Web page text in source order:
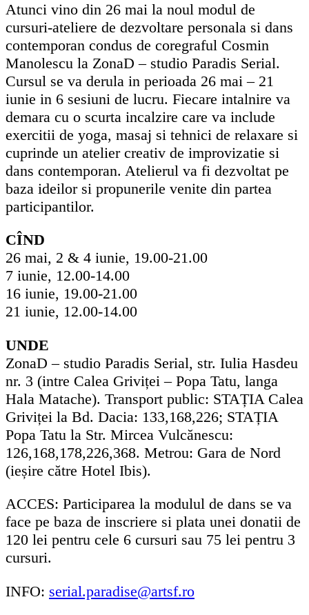
Atunci vino din 26 mai la noul modul de
cursuri-ateliere de dezvoltare personala si dans
contemporan condus de coregraful Cosmin
Manolescu la ZonaD – studio Paradis Serial.
Cursul se va derula in perioada 26 mai – 21
iunie in 6 sesiuni de lucru. Fiecare intalnire va
demara cu o scurta incalzire care va include
exercitii de yoga, masaj si tehnici de relaxare si
cuprinde un atelier creativ de improvizatie si
dans contemporan. Atelierul va fi dezvoltat pe
baza ideilor si propunerile venite din partea
participantilor.
CÎND
26 mai, 2 & 4 iunie, 19.00-21.00
7 iunie, 12.00-14.00
16 iunie, 19.00-21.00
21 iunie, 12.00-14.00
UNDE
ZonaD – studio Paradis Serial, str. Iulia Hasdeu
nr. 3 (intre Calea Griviței – Popa Tatu, langa
Hala Matache). Transport public: STAȚIA Calea
Griviței la Bd. Dacia: 133,168,226; STAȚIA
Popa Tatu la Str. Mircea Vulcănescu:
126,168,178,226,368. Metrou: Gara de Nord
(ieșire către Hotel Ibis).
ACCES: Participarea la modulul de dans se va
face pe baza de inscriere si plata unei donatii de
120 lei pentru cele 6 cursuri sau 75 lei pentru 3
cursuri.
INFO: serial.paradise@artsf.ro